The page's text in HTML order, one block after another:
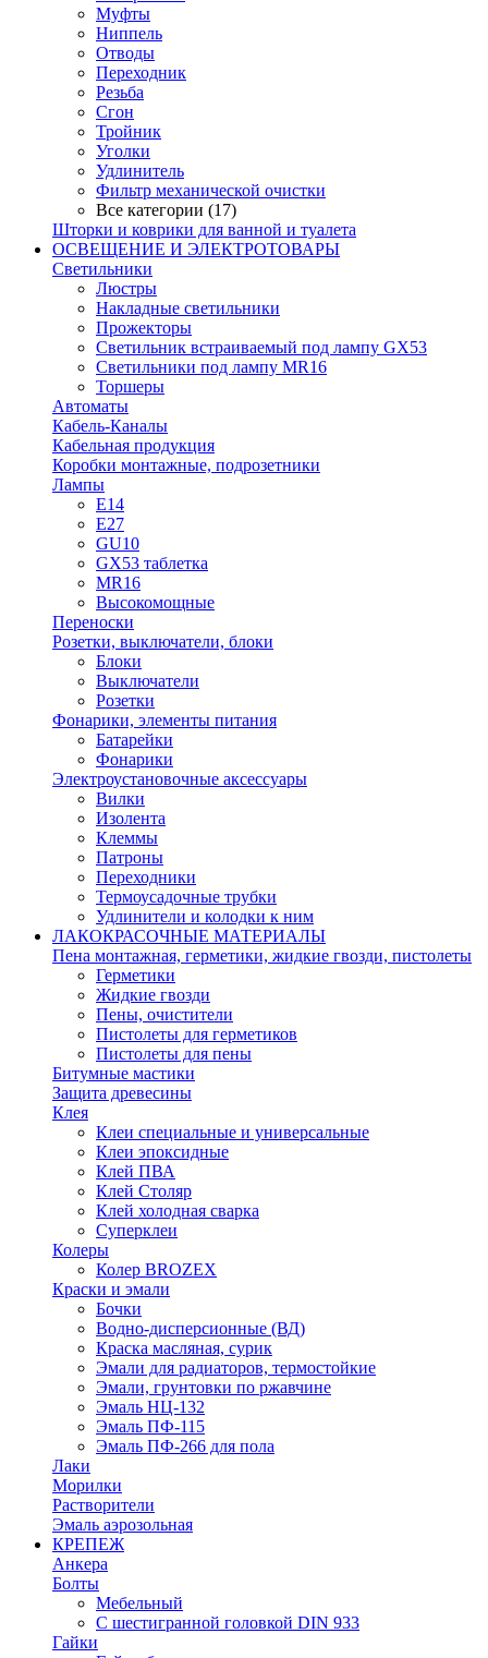
Муфты
Ниппель
Отводы
Переходник
Резьба
Сгон
Тройник
Уголки
Удлинитель
Фильтр механической очистки
Все категории (17)
Шторки и коврики для ванной и туалета
ОСВЕЩЕНИЕ И ЭЛЕКТРОТОВАРЫ
Светильники
Люстры
Накладные светильники
Прожекторы
Светильник встраиваемый под лампу GX53
Светильники под лампу MR16
Торшеры
Автоматы
Кабель-Каналы
Кабельная продукция
Коробки монтажные, подрозетники
Лампы
E14
E27
GU10
GX53 таблетка
MR16
Высокомощные
Переноски
Розетки, выключатели, блоки
Блоки
Выключатели
Розетки
Фонарики, элементы питания
Батарейки
Фонарики
Электроустановочные аксессуары
Вилки
Изолента
Клеммы
Патроны
Переходники
Термоусадочные трубки
Удлинители и колодки к ним
ЛАКОКРАСОЧНЫЕ МАТЕРИАЛЫ
Пена монтажная, герметики, жидкие гвозди, пистолеты
Герметики
Жидкие гвозди
Пены, очистители
Пистолеты для герметиков
Пистолеты для пены
Битумные мастики
Защита древесины
Клея
Клеи специальные и универсальные
Клеи эпоксидные
Клей ПВА
Клей Столяр
Клей холодная сварка
Суперклеи
Колеры
Колер BROZEX
Краски и эмали
Бочки
Водно-дисперсионные (ВД)
Краска масляная, сурик
Эмали для радиаторов, термостойкие
Эмали, грунтовки по ржавчине
Эмаль НЦ-132
Эмаль ПФ-115
Эмаль ПФ-266 для пола
Лаки
Морилки
Растворители
Эмаль аэрозольная
КРЕПЕЖ
Анкера
Болты
Мебельный
С шестигранной головкой DIN 933
Гайки